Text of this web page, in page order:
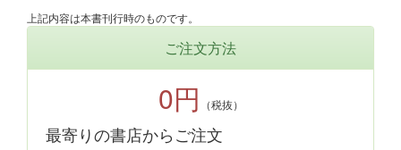
上記内容は本書刊行時のものです。
ご注文方法
0円 （税抜）
最寄りの書店からご注文